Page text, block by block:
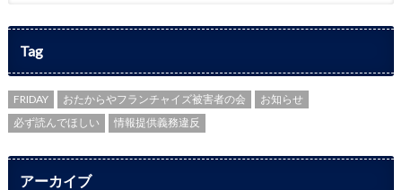
Tag
FRIDAY おたからやフランチャイズ被害者の会
お知らせ
必ず読んでほしい
情報提供義務違反
アーカイブ